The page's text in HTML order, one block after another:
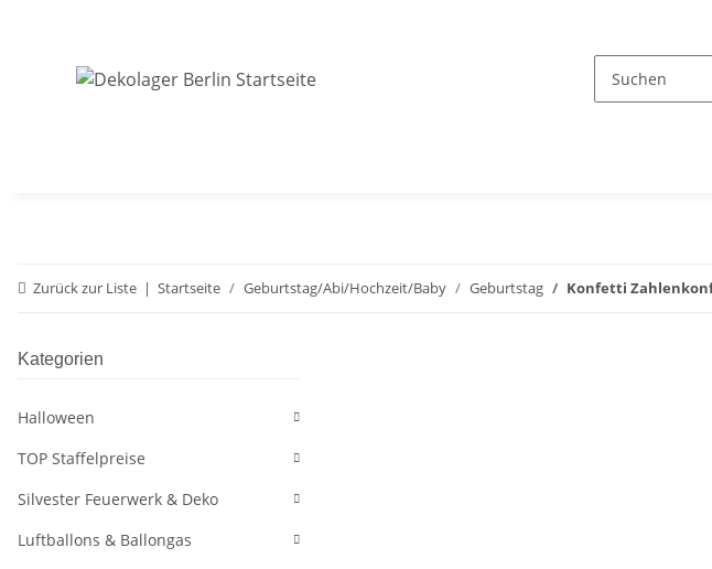
Zurück zur Liste Startseite Geburtstag/Abi/Hochzeit/Baby Geburtstag Konfetti
Kategorien
Halloween
TOP Staffelpreise
Silvester Feuerwerk & Deko
Luftballons & Ballongas